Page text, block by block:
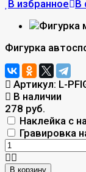
В избранное В
Фигурка
Артикул: L-
В наличии
278 руб.
Наклейка с
Гравировка
В корзину